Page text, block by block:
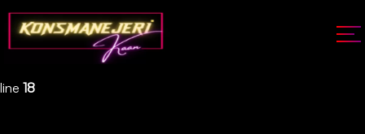
Deprecated: json_decode(): Passing null to parameter #1 ($json)
of type string is deprecated in
/home/konsmenajericom/public_html/api/kontrol/etiket.php
line 18